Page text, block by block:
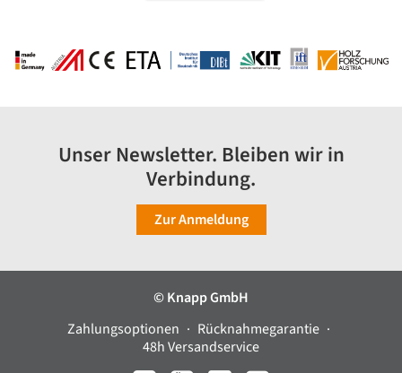
Unser Newsletter. Bleiben wir in
Verbindung.
Zur Anmeldung
© Knapp GmbH
Zahlungsoptionen
Rücknahmegarantie
48h Versandservice